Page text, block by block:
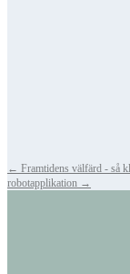
← Framtidens välfärd - så
robotapplikation →